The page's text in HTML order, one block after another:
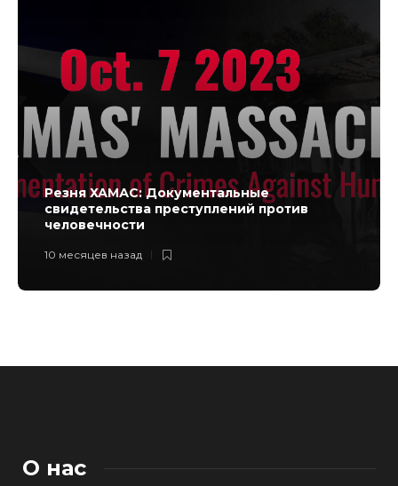
Резня ХАМАС: Документальные
свидетельства преступлений против
человечности
10 месяцев назад
О нас